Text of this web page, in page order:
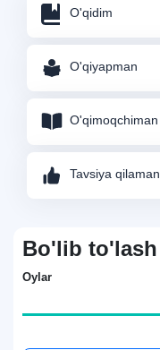
O'qidim
O'qiyapman
O'qimoqchiman
Tavsiya qilaman
Bo'lib to'lash
Oylar